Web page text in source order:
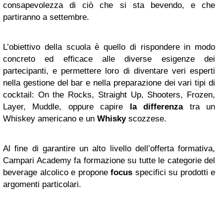
consapevolezza di ciò che si sta bevendo, e che
partiranno a settembre.
L’obiettivo della scuola è quello di rispondere in modo
concreto ed efficace alle diverse esigenze dei
partecipanti, e permettere loro di diventare veri esperti
nella gestione del bar e nella preparazione dei vari tipi di
cocktail: On the Rocks, Straight Up, Shooters, Frozen,
Layer, Muddle, oppure capire la differenzatra un
Whiskey americano e un Whiskyscozzese.
Al fine di garantire un alto livello dell’offerta formativa,
Campari Academy fa formazione su tutte le categorie del
beverage alcolico e propone focus specifici su prodotti e
argomenti particolari.